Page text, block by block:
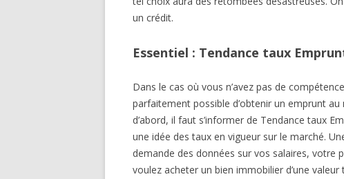
un crédit.
Essentiel : Tendance taux
Dans le cas où vous n’avez pas de
parfaitement possible d’obtenir un emprunt
d’abord, il faut s’informer de Tendance taux
une idée des taux en vigueur sur le marché.
demande des données sur vos salaires, votre
voulez acheter un bien immobilier d’une